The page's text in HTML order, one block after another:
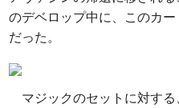
のデベロップ中に、このカ
だった。
マジックのセットに対する